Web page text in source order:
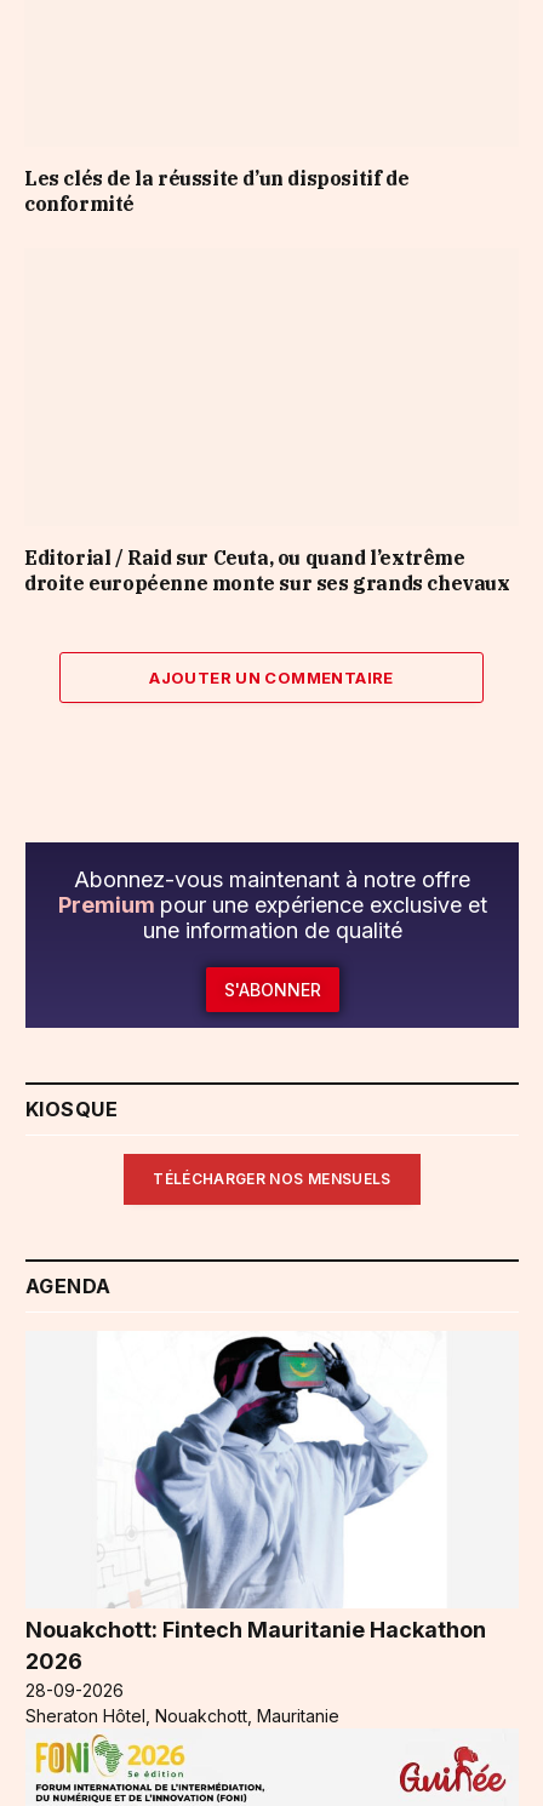
Les clés de la réussite d’un dispositif de
conformité
Editorial / Raid sur Ceuta, ou quand l’extrême
droite européenne monte sur ses grands chevaux
AJOUTER UN COMMENTAIRE
Abonnez-vous maintenant à notre offre
Premium pour une expérience exclusive et
une information de qualité
S'ABONNER
KIOSQUE
TÉLÉCHARGER NOS MENSUELS
AGENDA
Nouakchott: Fintech Mauritanie Hackathon
2026
28-09-2026
Sheraton Hôtel, Nouakchott, Mauritanie